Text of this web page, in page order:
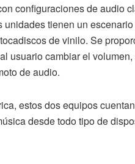
configuraciones de audio
tienen un
de vinilo. Se
usuario cambiar el
de audio.
estos dos equipos
desde todo tipo de